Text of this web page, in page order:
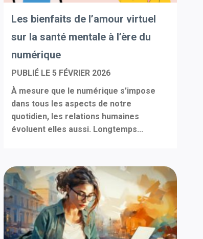
Les bienfaits de l’amour virtuel
sur la santé mentale à l’ère du
numérique
PUBLIÉ LE5 FÉVRIER 2026
À mesure que le numérique s’impose
dans tous les aspects de notre
quotidien, les relations humaines
évoluent elles aussi. Longtemps...